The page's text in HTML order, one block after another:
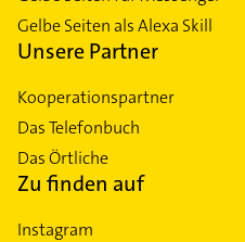
Gelbe Seiten als Alexa Skill
Unsere Partner
Kooperationspartner
Das Telefonbuch
Das Örtliche
Zu finden auf
Instagram